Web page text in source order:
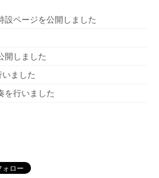
設ページを公開しました
開しました
ました
を行いました